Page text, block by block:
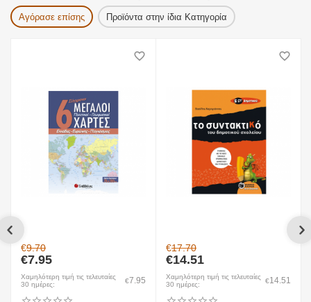
Αγόρασε επίσης Προϊόντα στην ίδια Κατηγορία
€9.70
€7.95
Χαμηλότερη τιμή τις τελευταίες
30 ημέρες:
€7.95
€17.70
€14.51
Χαμηλότερη τιμή τις τελευταίες
30 ημέρες:
€14.51